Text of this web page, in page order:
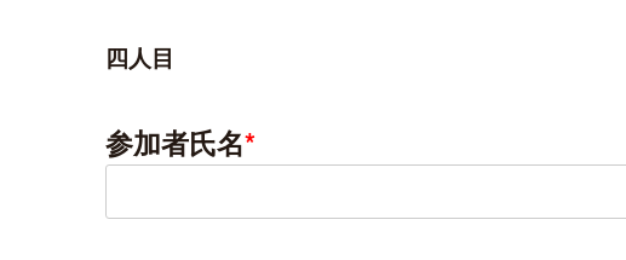
四人目
参加者氏名*